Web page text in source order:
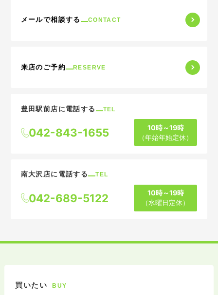
メールで相談する CONTACT
来店のご予約 RESERVE
豊田駅前店に電話する TEL
042-843-1655
10時～19時
（年始年始定休）
南大沢店に電話する TEL
042-689-5122
10時～19時
（水曜日定休）
買いたい BUY